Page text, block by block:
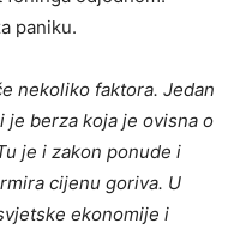
paniku.
nekoliko faktora. Jedan
berza koja je ovisna o
je i zakon ponude i
cijenu goriva. U
ekonomije i